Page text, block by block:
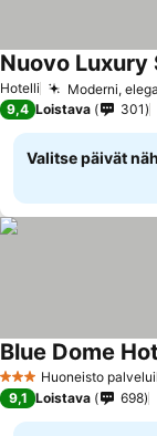
Hotelli Moderni,
Nuovo Luxury
9,4 Loistava 301
Valitse päivät
3 Tähtiluokitus
Huoneisto
Blue Dome
9,1 Loistava 698